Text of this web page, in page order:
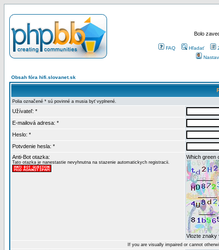
Bolo
FAQ Hľadať
Obsah fóra hifi.slovanet.sk
Polia označené * sú povinné a musia byť vyplnené.
Užívateľ: *
E-mailová adresa: *
Heslo: *
Potvdenie hesla: *
Anti-Bot otazka:
Tato otazka je nanestastie nevyhnutna na stazenie automatickych registracii.
Which green
Vlozte znaky
If you are visually impaired or cannot